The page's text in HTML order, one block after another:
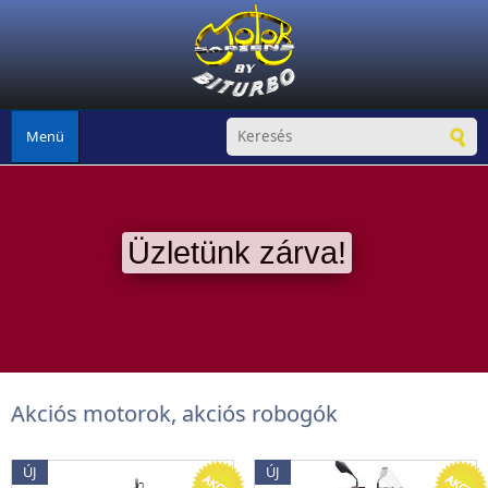
Menü
Üzletünk zárva!
Akciós motorok, akciós robogók
ÚJ ÚJ